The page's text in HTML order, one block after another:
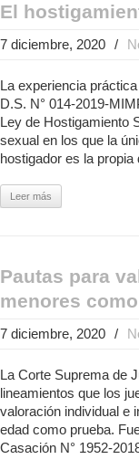
El
7 diciembre, 2020 /
La experiencia
D.S. N° 014-2019-
Ley de Hostigamiento
sexual en los que la
hostigador es la propia
Leer más
Pautas para
menores
7 diciembre, 2020 /
La Corte Suprema de
lineamientos que los
valoración individual e
edad como prueba.
Casación N° 1952-